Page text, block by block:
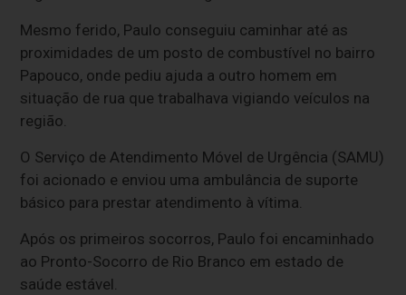
Mesmo ferido, Paulo conseguiu caminhar até as
proximidades de um posto de combustível no bairro
Papouco, onde pediu ajuda a outro homem em
situação de rua que trabalhava vigiando veículos na
região.
O Serviço de Atendimento Móvel de Urgência (SAMU)
foi acionado e enviou uma ambulância de suporte
básico para prestar atendimento à vítima.
Após os primeiros socorros, Paulo foi encaminhado
ao Pronto-Socorro de Rio Branco em estado de
saúde estável.